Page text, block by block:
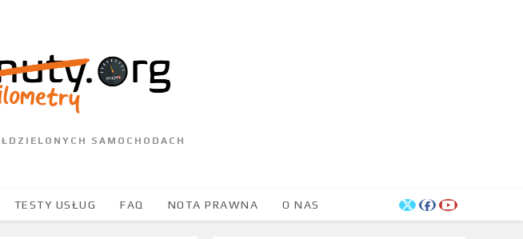
SAMOCHODACH
TESTY USŁUG FAQ NOTA PRAWNA O NAS